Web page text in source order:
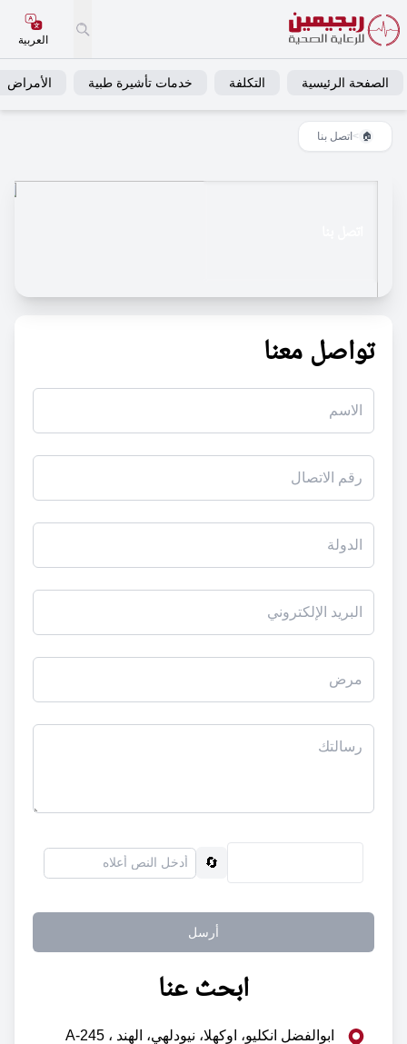
العربية
الصفحة الرئيسية التكلفة خدمات تأشيرة طبية الأمراض
🏠
> اتصل بنا
تواصل معنا
🔄
أرسل
ابحث عنا
ابوالفضل انكليو، اوكهلا، نيودلهي، الهند ، A-245